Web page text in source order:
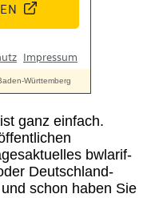
ist ganz einfach.
bwlarif-
Deutschland-
schon haben Sie